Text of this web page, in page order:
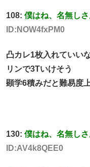
108: 僕はね、名無し
ID:NOW4fxPM0
凸カレ1枚入れていい
リンで3Tいけそう
顕学6積みだと難易度
130: 僕はね、名無し
ID:AV4k8QEE0